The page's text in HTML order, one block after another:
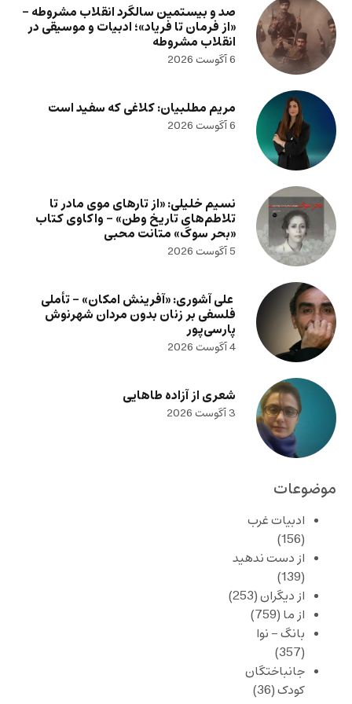
صد و بیستمین سالگرد انقلاب مشروطه –
«از فرمان تا فریاد»؛ ادبیات و موسیقی در
انقلاب مشروطه
6 آگوست 2026
مریم مطلبیان: کلاغی که سفید است
6 آگوست 2026
نسیم خلیلی: «از تارهای موی مادر تا
تلاطم‌های تاریخ وطن» – واکاوی کتاب
«بحر سوگ» متانت محبی
5 آگوست 2026
علی آشوری: «آفرینش امکان» – تأملی
فلسفی بر زنان بدون مردان شهرنوش
پارسی‌پور
4 آگوست 2026
شعری از آزاده طاهایی
3 آگوست 2026
موضوعات
ادبیات غرب
(156)
از دست ندهید
(139)
از دیگران(253)
از ما (759)
بانگ – نوا
(357)
جانباختگان
کودک(36)